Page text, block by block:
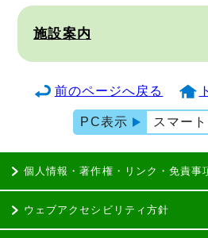
施設案内
前のページへ戻る
PC表示 スマー
個人情報・著作権・リンク・免責事
ウェブアクセシビリティ方針